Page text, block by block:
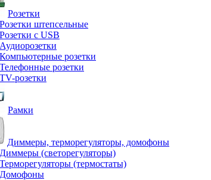
Розетки
Розетки штепсельные
Розетки с USB
Аудиорозетки
Компьютерные розетки
Телефонные розетки
TV-розетки
Рамки
Диммеры, терморегуляторы, домофоны
Диммеры (светорегуляторы)
Терморегуляторы (термостаты)
Домофоны